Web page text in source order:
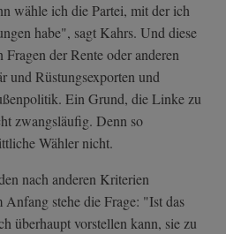
wähle ich die Partei, mit der ich
habe", sagt Kahrs. Und diese
der Rente oder anderen
und Rüstungsexporten und
Ein Grund, die Linke zu
zwangsläufig. Denn so
Wähler nicht.
nach anderen Kriterien
stehe die Frage: "Ist das
überhaupt vorstellen kann, sie zu